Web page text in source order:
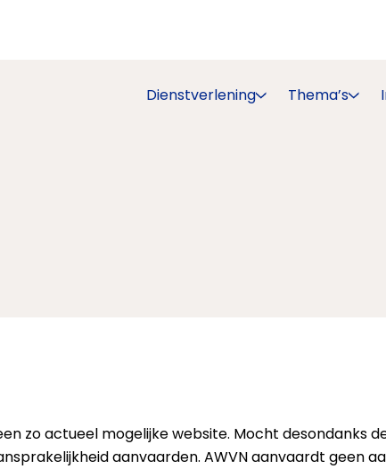
Dienstverlening Thema’s
zo actueel mogelijke website. Mocht desondanks
aanvaarden. AWVN aanvaardt geen